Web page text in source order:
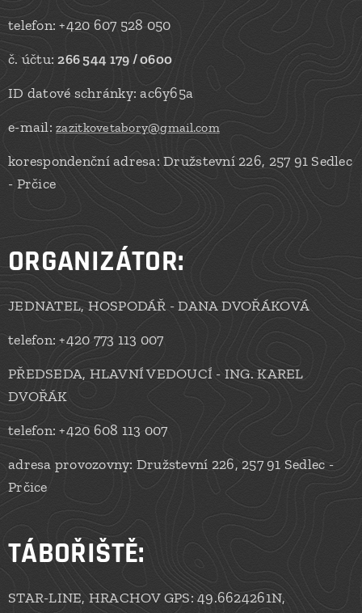
telefon: +420 607 528 050
č. účtu:266 544 179 / 0600
ID datové schránky: ac6y65a
e-mail:zazitkovetabory@gmail.com
korespondenční adresa: Družstevní 226, 257 91 Sedlec
- Prčice
ORGANIZÁTOR:
JEDNATEL, HOSPODÁŘ - DANA DVOŘÁKOVÁ
telefon: +420 773 113 007
PŘEDSEDA, HLAVNÍ VEDOUCÍ - ING. KAREL
DVOŘÁK
telefon: +420 608 113 007
adresa provozovny: Družstevní 226, 257 91 Sedlec -
Prčice
TÁBOŘIŠTĚ:
STAR-LINE, HRACHOV GPS: 49.6624261N,